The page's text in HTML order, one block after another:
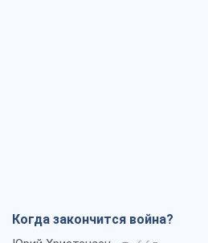
Когда закончится война?